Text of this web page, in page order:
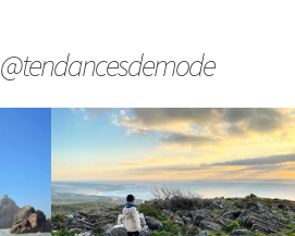
@tendancesdemode